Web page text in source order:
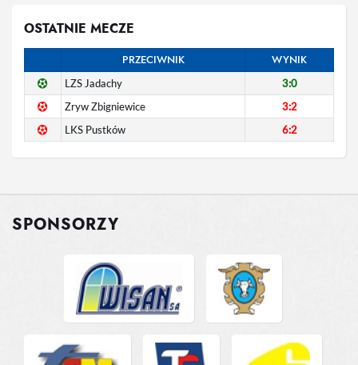
OSTATNIE MECZE
PRZECIWNIK WYNIK
LZS Jadachy
3:0
Zryw Zbigniewice
3:2
LKS Pustków
6:2
SPONSORZY